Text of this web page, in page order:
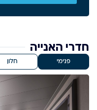
חדרי האנייה
פנימי חלון